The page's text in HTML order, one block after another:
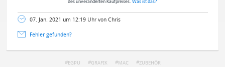
des unveränderten Kaufpreises. Was ist das?
07. Jan. 2021 um 12:19 Uhr von Chris
Fehler gefunden?
EGPU GRAFIK MAC ZUBEHÖR